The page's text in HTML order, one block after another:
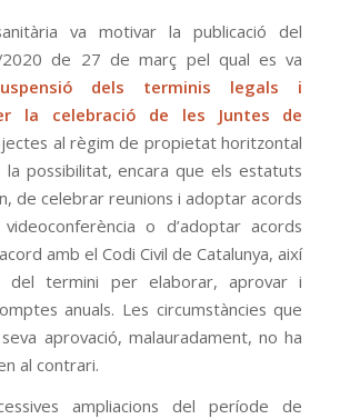
va motivar la publicació del
de 27 de març pel qual es va
dels terminis legals i
la celebració de les Juntes de
al règim de propietat horitzontal
la possibilitat, encara que els estatuts
de celebrar reunions i adoptar acords
o d’adoptar acords
amb el Codi Civil de Catalunya, així
del termini per elaborar, aprovar i
anuals. Les circumstàncies que
aprovació, malauradament, no ha
al contrari.
ampliacions del període de